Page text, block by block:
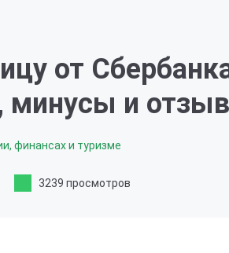
от
минусы и
финансах и туризме
3239 просмотров